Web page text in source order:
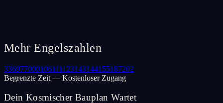
Mehr Engelszahlen
336977000106111123143144155187202
Begrenzte Zeit — Kostenloser Zugang
Dein Kosmischer Bauplan Wartet